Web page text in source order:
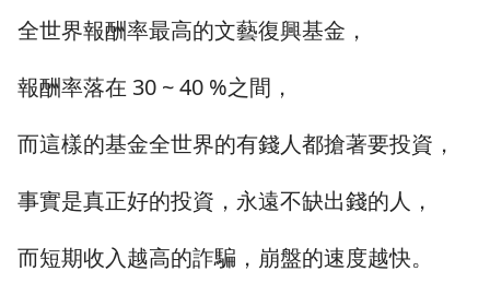
全世界報酬率最高的文藝復興基金，
報酬率落在 30 ~ 40 %之間，
而這樣的基金全世界的有錢人都搶著要投資，
事實是真正好的投資，永遠不缺出錢的人，
而短期收入越高的詐騙，崩盤的速度越快。